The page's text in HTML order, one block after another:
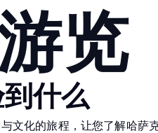
览
什么
文化的旅程，让您了解哈萨